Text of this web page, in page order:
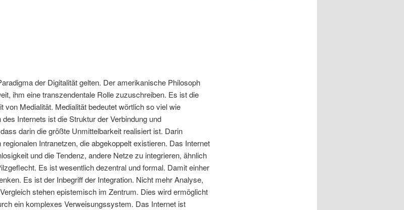
der Digitalität gelten. Der amerikanische Philosoph
ihm eine transzendentale Rolle zuzuschreiben. Es ist die
von Medialität. Medialität bedeutet wörtlich so viel wie
des Internets ist die Struktur der Verbindung und
darin die größte Unmittelbarkeit realisiert ist. Darin
Intranetzen, die abgekoppelt existieren. Das Internet
und die Tendenz, andere Netze zu integrieren, ähnlich
Es ist wesentlich dezentral und formal. Damit einher
Es ist der Inbegriff der Integration. Nicht mehr Analyse,
stehen epistemisch im Zentrum. Dies wird ermöglicht
ein komplexes Verweisungssystem. Das Internet ist